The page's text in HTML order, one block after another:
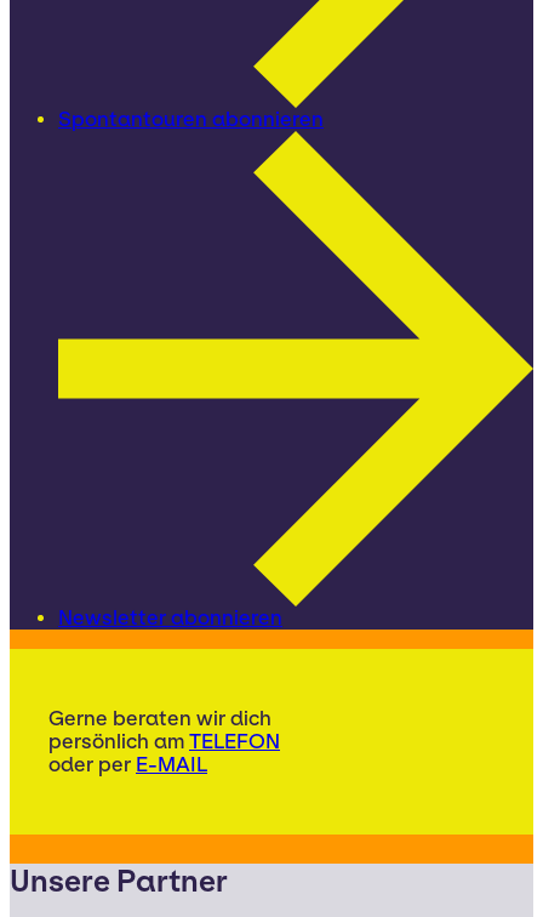
Spontantouren abonnieren
Newsletter abonnieren
Gerne beraten wir dich
persönlich am TELEFON
oder per E-MAIL
Unsere Partner